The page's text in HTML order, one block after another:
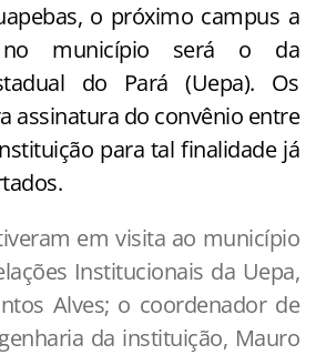
o próximo campus a
município será o da
do Pará (Uepa). Os
assinatura do convênio entre
para tal finalidade já
em visita ao município
Institucionais da Uepa,
Alves; o coordenador de
da instituição, Mauro